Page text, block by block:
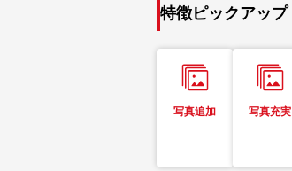
特徴ピックアップ
写真追加 写真充実